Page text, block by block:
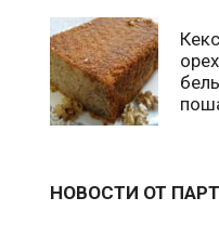
НОВОСТИ ОТ